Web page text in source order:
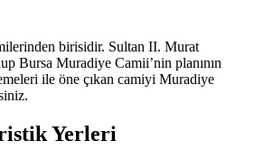
birisidir. Sultan II. Murat
Bursa Muradiye Camii’nin planının
ile öne çıkan camiyi Muradiye
Yerleri